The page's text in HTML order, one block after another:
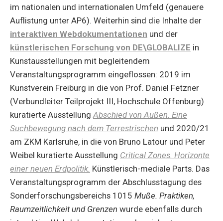
im nationalen und internationalen Umfeld (genauere
Auflistung unter AP6). Weiterhin sind die Inhalte der
interaktiven Webdokumentationen und der
künstlerischen Forschung von DE\GLOBALIZE in
Kunstausstellungen mit begleitendem
Veranstaltungsprogramm eingeflossen: 2019 im
Kunstverein Freiburg in die von Prof. Daniel Fetzner
(Verbundleiter Teilprojekt III, Hochschule Offenburg)
kuratierte AusstellungAbschied von Außen. Eine
Suchbewegung nach dem Terrestrischen und 2020/21
am ZKM Karlsruhe, in die von Bruno Latour und Peter
Weibel kuratierte Ausstellung Critical Zones. Horizonte
einer neuen Erdpolitik. Künstlerisch-mediale Parts. Das
Veranstaltungsprogramm der Abschlusstagung des
Sonderforschungsbereichs 1015 Muße. Praktiken,
Raumzeitlichkeit und Grenzen wurde ebenfalls durch